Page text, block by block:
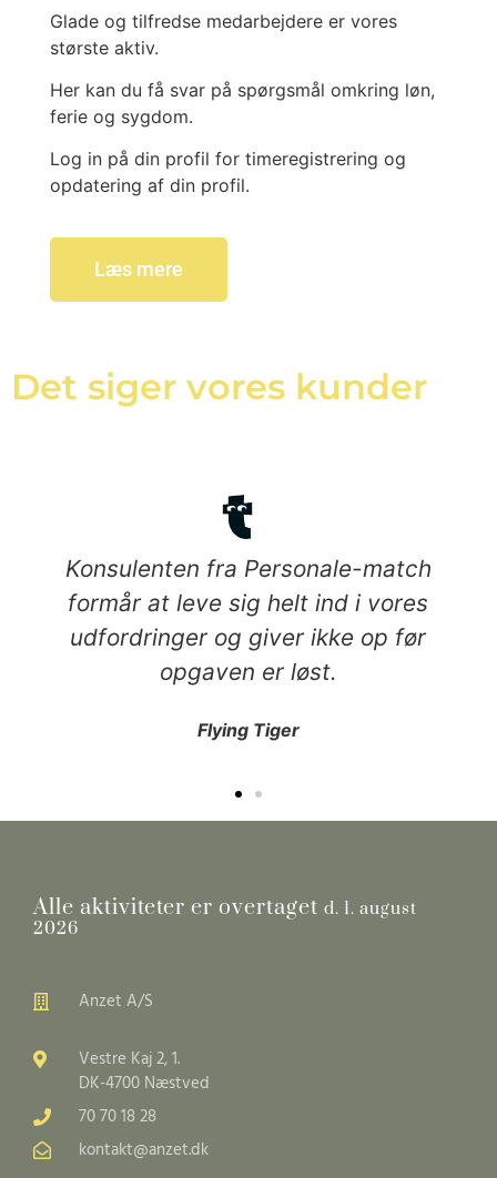
Glade og tilfredse medarbejdere er vores
største aktiv.
Her kan du få svar på spørgsmål omkring løn,
ferie og sygdom.
Log in på din profil for timeregistrering og
opdatering af din profil.
Læs mere
Det siger vores kunder
Konsulenten fra Personale-match
formår at leve sig helt ind i vores
udfordringer og giver ikke op før
opgaven er løst.
Flying Tiger
Alle aktiviteter er overtaget d. 1. august
2026
Anzet A/S
Vestre Kaj 2, 1.
DK-4700 Næstved
70 70 18 28
kontakt@anzet.dk